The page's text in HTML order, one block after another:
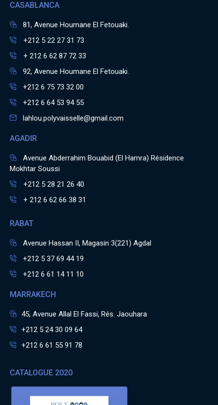
CASABLANCA
81, Avenue Houmane El Fetouaki.
+212 5 22 27 31 73
+ 212 6 62 87 72 33
92, Avenue Houmane El Fetouaki.
+212 6 75 73 32 00
+212 6 64 53 94 55
lahlou.polyvaisselle@gmail.com
AGADIR
Avenue Abderrahim Bouabid (El Hamra) Résidence
Mokhtar Soussi
+212 5 28 21 26 40
+ 212 6 62 66 38 31
RABAT
Avenue Hassan II, Magasin 3(221) Agdal
+212 5 37 69 44 19
+212 6 61 14 11 10
MARRAKECH
45, Avenue Allal El Fassi, Rés. Jaouhara
+212 5 24 30 09 64
+212 6 61 55 91 78
CATALOGUE 2020